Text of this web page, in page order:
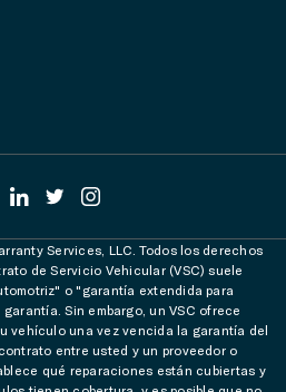
Services, LLC. Todos los derechos
de Servicio Vehicular (VSC) suele
o "garantía extendida para
Sin embargo, un VSC ofrece
vehículo una vez vencida la garantía del
entre usted y un proveedor o
qué reparaciones están cubiertas y